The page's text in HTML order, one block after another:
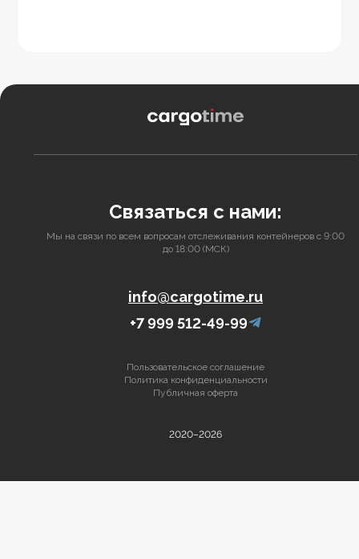
Связаться с нами:
Мы на связи по всем вопросам отслеживания контейнеров с 9:00
до 18:00 (МСК)
info@cargotime.ru
+7 999 512-49-99
2020–2026
Пользовательское соглашение
Политика конфиденциальности
Публичная оферта